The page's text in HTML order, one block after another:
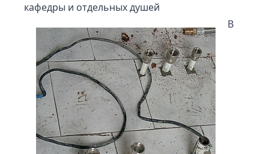
кафедры и отдельных душей
В